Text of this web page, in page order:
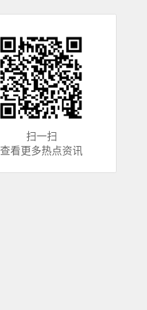
扫一扫
查看更多热点资讯